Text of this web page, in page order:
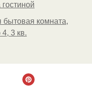
комната,
3 кв.